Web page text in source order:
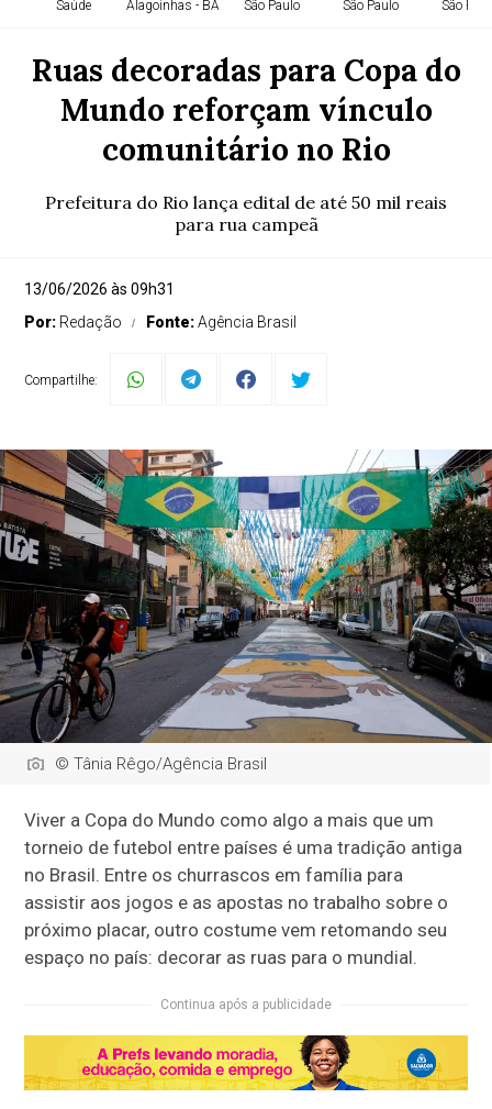
Saúde Alagoinhas - BA São Paulo São Paulo São
Ruas decoradas para Copa do
Mundo reforçam vínculo
comunitário no Rio
Prefeitura do Rio lança edital de até 50 mil reais
para rua campeã
13/06/2026 às 09h31
Por: Redação Fonte:Agência Brasil
Compartilhe:
© Tânia Rêgo/Agência Brasil
Viver a Copa do Mundo como algo a mais que um
torneio de futebol entre países é uma tradição antiga
no Brasil. Entre os churrascos em família para
assistir aos jogos e as apostas no trabalho sobre o
próximo placar, outro costume vem retomando seu
espaço no país: decorar as ruas para o mundial.
Continua após a publicidade